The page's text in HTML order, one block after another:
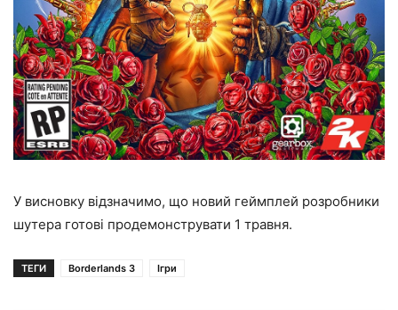
У висновку відзначимо, що новий геймплей розробники
шутера готові продемонструвати 1 травня.
ТЕГИ Borderlands 3 Ігри